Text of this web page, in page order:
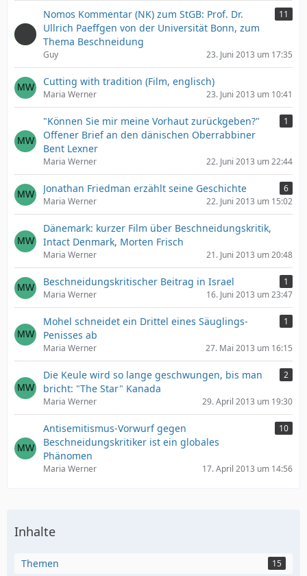
Nomos Kommentar (NK) zum StGB: Prof. Dr.
Ullrich Paeffgen von der Universität Bonn, zum
Thema Beschneidung
11
Guy 23. Juni 2013 um 17:35
Cutting with tradition (Film, englisch)
Maria Werner 23. Juni 2013 um 10:41
"Können Sie mir meine Vorhaut zurückgeben?"
Offener Brief an den dänischen Oberrabbiner
Bent Lexner
1
Maria Werner 22. Juni 2013 um 22:44
Jonathan Friedman erzählt seine Geschichte
6
Maria Werner
22. Juni 2013 um 15:02
Dänemark: kurzer Film über Beschneidungskritik,
Intact Denmark, Morten Frisch
Maria Werner 21. Juni 2013 um 20:48
Beschneidungskritischer Beitrag in Israel
1
Maria Werner
16. Juni 2013 um 23:47
Mohel schneidet ein Drittel eines Säuglings-
Penisses ab
1
Maria Werner 27. Mai 2013 um 16:15
Die Keule wird so lange geschwungen, bis man
bricht: "The Star" Kanada
2
Maria Werner 29. April 2013 um 19:30
Antisemitismus-Vorwurf gegen
Beschneidungskritiker ist ein globales
Phänomen
10
Maria Werner 17. April 2013 um 14:56
Inhalte
Themen 15